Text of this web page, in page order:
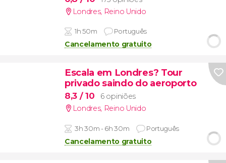
Londres, Reino Unido
1h 50m Português
Cancelamento gratuito
Escala em Londres? Tour
privado saindo do aeroporto
8,3 / 10
6 opiniões
Londres, Reino Unido
3h 30m - 6h 30m Português
Cancelamento gratuito